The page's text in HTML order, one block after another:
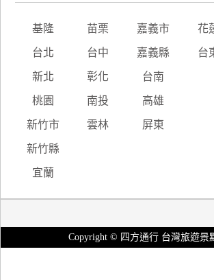
基隆 苗栗 嘉義市 花
台北 台中 嘉義縣 台
新北 彰化 台南
桃園 南投 高雄
新竹市 雲林 屏東
新竹縣
宜蘭
Copyright © 四方通行 台灣旅遊景